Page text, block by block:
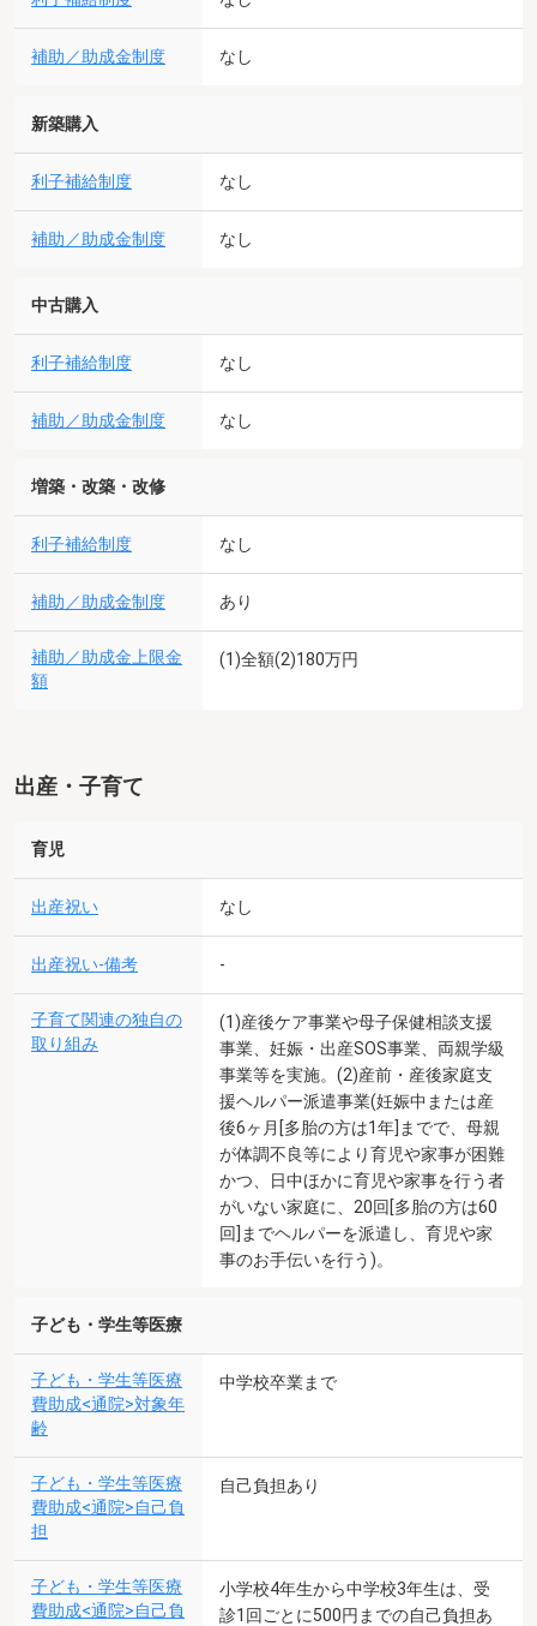
補助／助成金制度 なし
新築購入
利子補給制度 なし
補助／助成金制度 なし
中古購入
利子補給制度 なし
補助／助成金制度 なし
増築・改築・改修
利子補給制度 なし
補助／助成金制度 あり
補助／助成金上限金
額
(1)全額(2)180万円
出産・子育て
育児
出産祝い なし
出産祝い-備考 -
子育て関連の独自の
取り組み
(1)産後ケア事業や母子保健相談支援
事業、妊娠・出産SOS事業、両親学級
事業等を実施。(2)産前・産後家庭支
援ヘルパー派遣事業(妊娠中または産
後6ヶ月[多胎の方は1年]までで、母親
が体調不良等により育児や家事が困難
かつ、日中ほかに育児や家事を行う者
がいない家庭に、20回[多胎の方は60
回]までヘルパーを派遣し、育児や家
事のお手伝いを行う)。
子ども・学生等医療
子ども・学生等医療
費助成<通院>対象年
齢
中学校卒業まで
子ども・学生等医療
費助成<通院>自己負
担
自己負担あり
子ども・学生等医療
費助成<通院>自己負
小学校4年生から中学校3年生は、受
診1回ごとに500円までの自己負担あ